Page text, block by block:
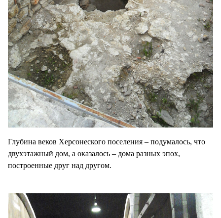
Глубина веков Херсонеского поселения – подумалось, что
двухэтажный дом, а оказалось – дома разных эпох,
построенные друг над другом.